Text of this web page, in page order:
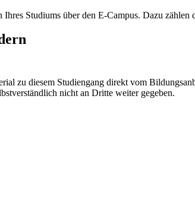
Studiums über den E-Campus. Dazu
zu diesem Studiengang direkt vom
nicht an Dritte weiter gegeben.